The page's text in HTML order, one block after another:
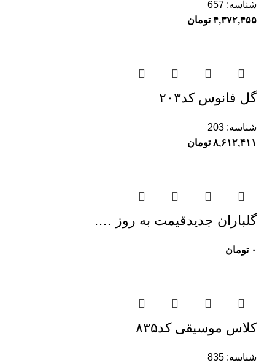
شناسه: 657
۴,۳۷۲,۴۵۵ تومان
گل فانوس کد۲۰۳
شناسه: 203
۸,۶۱۲,۴۱۱ تومان
گلباران جدیدقیمت به روز ….
۰ تومان
کلاس موسیقی کد۸۳۵
شناسه: 835